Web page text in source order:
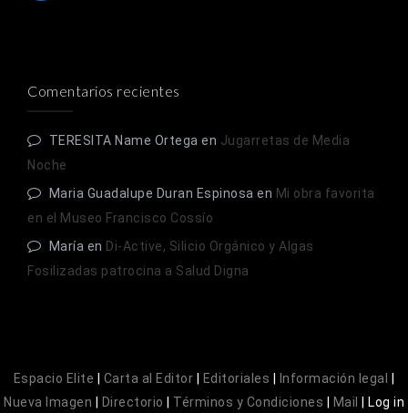
Comentarios recientes
TERESITA Name Ortega en Jugarretas de Media
Noche
Maria Guadalupe Duran Espinosa en Mi obra favorita
en el Museo Francisco Cossío
María en Di-Active, Silicio Orgánico y Algas
Fosilizadas patrocina a Salud Digna
Espacio Elite Carta al Editor Editoriales Información legal
Nueva Imagen
Directorio Términos y Condiciones Mail Log in